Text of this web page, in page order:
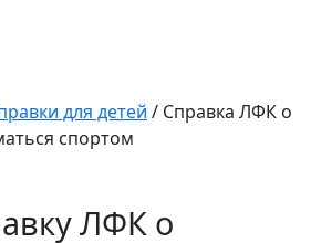
для детей / Справка ЛФК о
спортом
ЛФК о